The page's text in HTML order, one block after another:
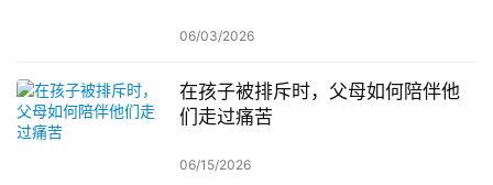
06/03/2026
在孩子被排斥时，父母如何陪伴他
们走过痛苦
06/15/2026